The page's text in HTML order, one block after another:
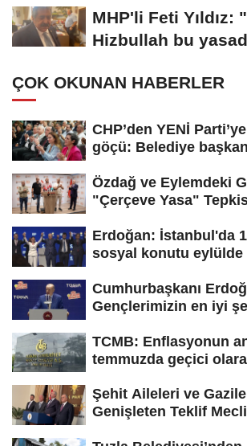
MHP'li Feti Yıldız:
Hizbullah bu
ÇOK OKUNAN HABERLER
CHP’den YENİ
göçü: Belediye
Özdağ ve Eylemdeki
"Çerçeve Yasa"
Erdoğan: İstanbul'da
sosyal konutu eylülde
Cumhurbaşkanı
Gençlerimizin en iyi
TCMB: Enflasyonun
temmuzda geçici
Şehit Aileleri ve
Genişleten Teklif